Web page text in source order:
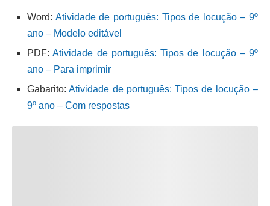
Word: Atividade de português: Tipos de locução – 9º
ano – Modelo editável
PDF:Atividade de português: Tipos de locução – 9º
ano – Para imprimir
Gabarito:Atividade de português: Tipos de locução –
9º ano – Com respostas